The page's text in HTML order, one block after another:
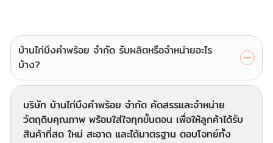
บ้านไก่บึงคำพร้อย จำกัด รับผลิตหรือจำหน่ายอะไร
บ้าง?
บริษัท บ้านไก่บึงคำพร้อย จำกัด คัดสรรและจำหน่าย
วัตถุดิบคุณภาพ พร้อมใส่ใจทุกขั้นตอน เพื่อให้ลูกค้าได้รับ
สินค้าที่สด ใหม่ สะอาด และได้มาตรฐาน ตอบโจทย์ทั้ง